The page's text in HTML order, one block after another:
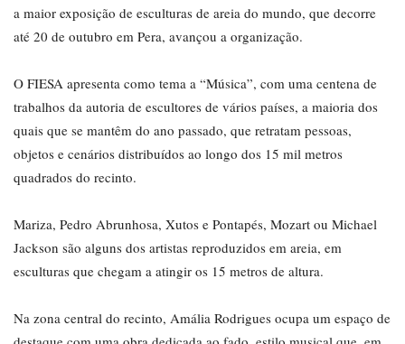
a maior exposição de esculturas de areia do mundo, que decorre
até 20 de outubro em Pera, avançou a organização.
O FIESA apresenta como tema a “Música”, com uma centena de
trabalhos da autoria de escultores de vários países, a maioria dos
quais que se mantêm do ano passado, que retratam pessoas,
objetos e cenários distribuídos ao longo dos 15 mil metros
quadrados do recinto.
Mariza, Pedro Abrunhosa, Xutos e Pontapés, Mozart ou Michael
Jackson são alguns dos artistas reproduzidos em areia, em
esculturas que chegam a atingir os 15 metros de altura.
Na zona central do recinto, Amália Rodrigues ocupa um espaço de